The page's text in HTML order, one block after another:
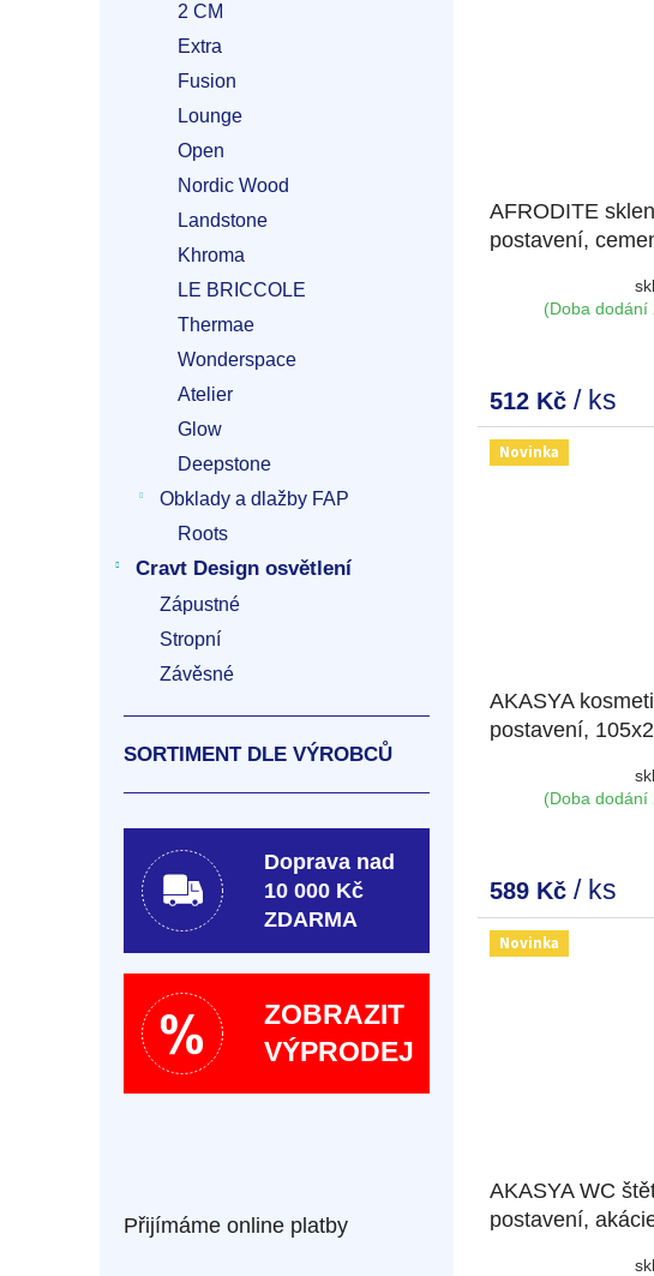
2 CM
Extra
Fusion
Lounge
Open
Nordic Wood
Landstone
Khroma
LE BRICCOLE
Thermae
Wonderspace
Atelier
Glow
Deepstone
Obklady a dlažby FAP
Roots
Cravt Design osvětlení
Zápustné
Stropní
Závěsné
SORTIMENT DLE VÝROBCŮ
Doprava nad
10 000 Kč
ZDARMA
ZOBRAZIT
VÝPRODEJ
Přijímáme online platby
AFRODITE
postavení,
(Doba dodání
512 Kč / ks
Novinka
AKASYA
postavení,
(Doba dodání
589 Kč / ks
Novinka
AKASYA WC
postavení,